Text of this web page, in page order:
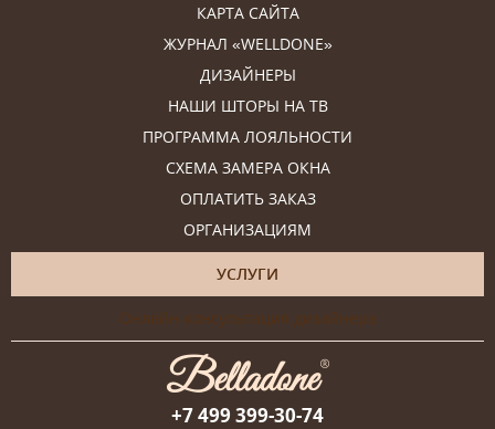
КАРТА САЙТА
ЖУРНАЛ «WELLDONE»
ДИЗАЙНЕРЫ
НАШИ ШТОРЫ НА ТВ
ПРОГРАММА ЛОЯЛЬНОСТИ
СХЕМА ЗАМЕРА ОКНА
ОПЛАТИТЬ ЗАКАЗ
ОРГАНИЗАЦИЯМ
УСЛУГИ
Онлайн-консультация дизайнера
+7 499 399-30-74